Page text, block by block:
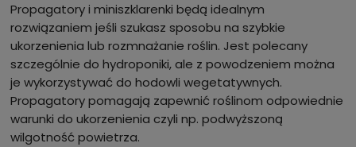
Propagatory i miniszklarenki będą idealnym
rozwiązaniem jeśli szukasz sposobu na szybkie
ukorzenienia lub rozmnażanie roślin. Jest polecany
szczególnie do hydroponiki, ale z powodzeniem można
je wykorzystywać do hodowli wegetatywnych.
Propagatory pomagają zapewnić roślinom odpowiednie
warunki do ukorzenienia czyli np. podwyższoną
wilgotność powietrza.